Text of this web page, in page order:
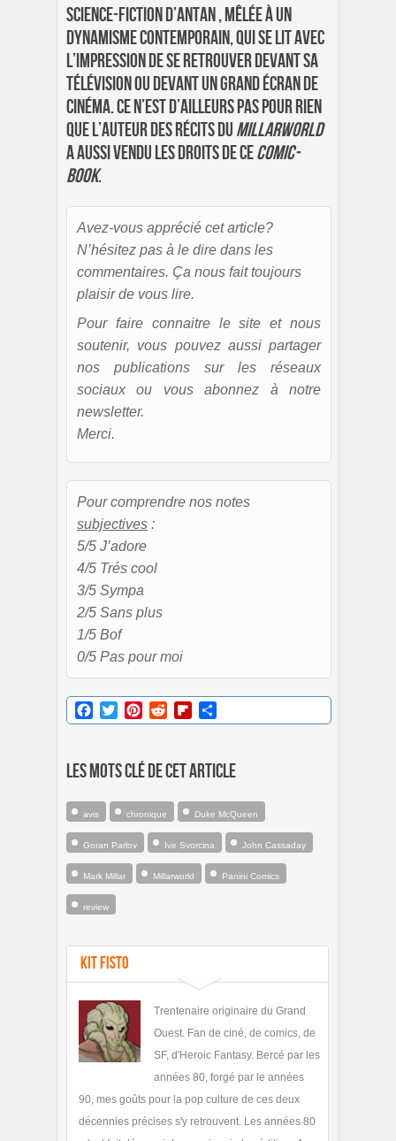
science-fiction d’antan , mêlée à un
dynamisme contemporain, qui se lit avec
l’impression de se retrouver devant sa
télévision ou devant un grand écran de
cinéma. Ce n’est d’ailleurs pas pour rien
que l’auteur des récits duMillarWorld
a aussi vendu les droits de cecomic-
book.
Avez-vous apprécié cet article?
N’hésitez pas à le dire dans les
commentaires. Ça nous fait toujours
plaisir de vous lire.
Pour faire connaitre le site et nous
soutenir, vous pouvez aussi partager
nos publications sur les réseaux
sociaux ou vous abonnez à notre
newsletter.
Merci.
Pour comprendre nos notes
subjectives :
5/5 J’adore
4/5 Trés cool
3/5 Sympa
2/5 Sans plus
1/5 Bof
0/5 Pas pour moi
Facebook
TwitterPinterestRedditFlipboard
Les mots clé de cet article
avis chronique Duke McQueen
Goran Parlov Ive Svorcina John Cassaday
Mark Millar Millarworld Panini Comics
review
Kit Fisto
Trentenaire originaire du Grand
Ouest. Fan de ciné, de comics, de
SF, d'Heroic Fantasy. Bercé par les
années 80, forgé par le années
90, mes goûts pour la pop culture de ces deux
décennies précises s'y retrouvent. Les années 80